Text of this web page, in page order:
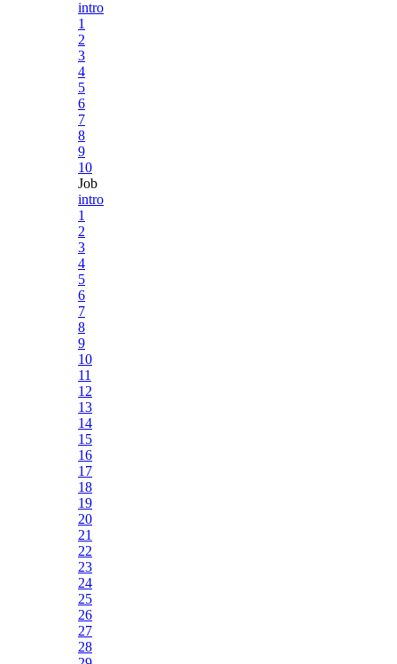
intro
1
2
3
4
5
6
7
8
9
10
Job
intro
1
2
3
4
5
6
7
8
9
10
11
12
13
14
15
16
17
18
19
20
21
22
23
24
25
26
27
28